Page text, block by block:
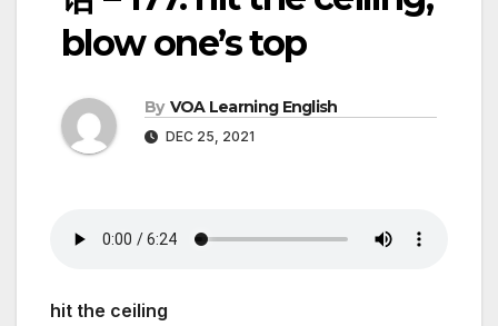
blow one’s top
By VOA Learning English
DEC 25, 2021
hit the ceiling